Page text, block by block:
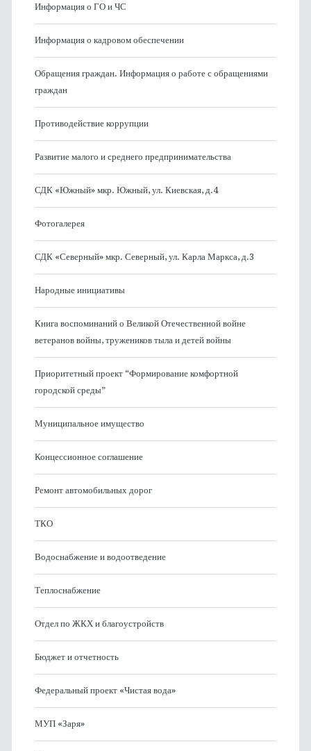
Информация о ГО и ЧС
Информация о кадровом обеспечении
Обращения граждан. Информация о работе с обращениями
граждан
Противодействие коррупции
Развитие малого и среднего предпринимательства
СДК «Южный» мкр. Южный, ул. Киевская, д.4
Фотогалерея
СДК «Северный» мкр. Северный, ул. Карла Маркса, д.3
Народные инициативы
Книга воспоминаний о Великой Отечественной войне
ветеранов войны, тружеников тыла и детей войны
Приоритетный проект “Формирование комфортной
городской среды”
Муниципальное имущество
Концессионное соглашение
Ремонт автомобильных дорог
ТКО
Водоснабжение и водоотведение
Теплоснабжение
Отдел по ЖКХ и благоустройств
Бюджет и отчетность
Федеральный проект «Чистая вода»
МУП «Заря»